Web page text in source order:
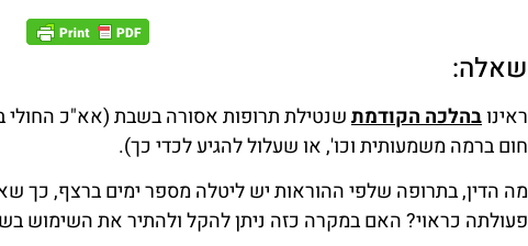
שאלה:
ראינובהלכה הקודמתשנטילת תרופות אסורה בשבת (אא"כ
חום ברמה משמעותית וכו', או שעלול להגיע לכדי כך).
מה הדין, בתרופה שלפי ההוראות יש ליטלה מספר ימים ברצף, כך
פעולתה כראוי? האם במקרה כזה ניתן להקל ולהתיר את השימוש